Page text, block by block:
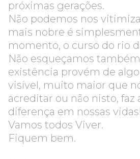
próximas gerações.
Não podemos nos
mais nobre é
momento, o curso do rio
Não esqueçamos
existência provém de
visível, muito maior que
acreditar ou não nisto, faz
diferença em nossas
Vamos todos Viver.
Fiquem bem.